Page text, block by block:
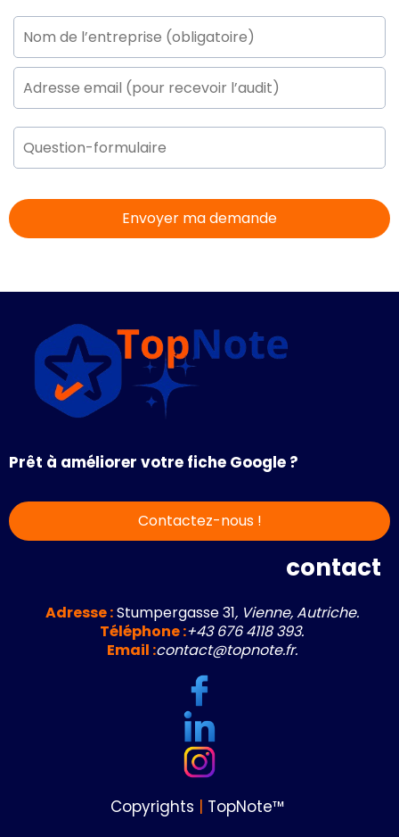
Envoyer ma demande
Prêt à améliorer votre fiche Google ?
Contactez-nous !
contact
Adresse :Stumpergasse 31, Vienne, Autriche.
Téléphone :+43 676 4118 393.
Email :contact@topnote.fr.
Copyrights | TopNote™